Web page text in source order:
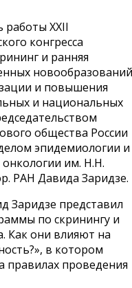
работы XXII
конгресса
и ранняя
новообразований
и повышения
и национальных
общества России
эпидемиологии и
им. Н.Н.
РАН Давида Заридзе.
Заридзе представил
по скринингу и
Как они влияют на
в котором
правилах проведения